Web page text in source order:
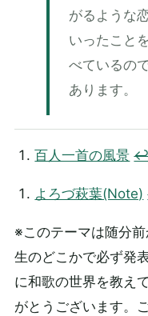
がるような
いったこと
べているの
あります。
百人一首の風景
よろづ萩葉(Note)
※このテーマは随分
生のどこかで必ず発
に和歌の世界を教え
がとうございます。